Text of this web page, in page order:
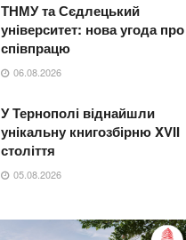
ТНМУ та Сєдлецький
університет: нова угода про
співпрацю
06.08.2026
У Тернополі віднайшли
унікальну книгозбірню XVII
століття
05.08.2026